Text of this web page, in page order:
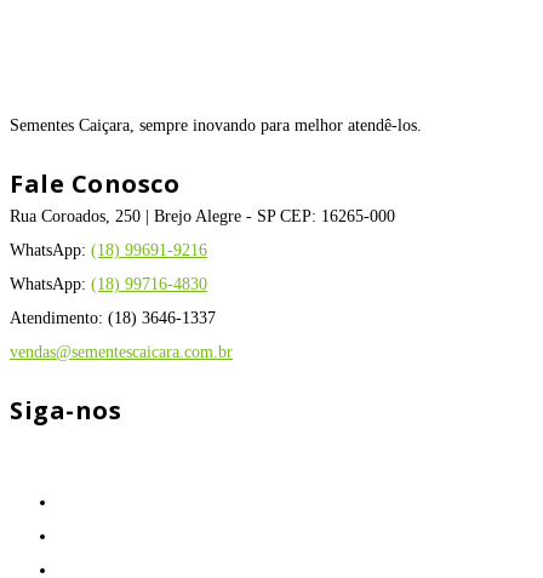
Sementes Caiçara, sempre inovando para melhor atendê-los.
Fale Conosco
Rua Coroados, 250 | Brejo Alegre - SP CEP: 16265-000
WhatsApp: (18) 99691-9216
WhatsApp: (18) 99716-4830
Atendimento: (18) 3646-1337
vendas@sementescaicara.com.br
Siga-nos